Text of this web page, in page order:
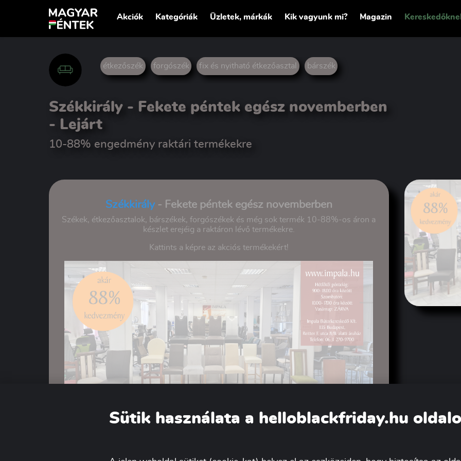
Akciók Kategóriák Üzletek, márkák Kik vagyunk mi? Magazin
étkezőszék forgószék fix és nyitható étkezőasztal bárszék
Székkirály - Fekete péntek egész novemberben
- Lejárt
10-88% engedmény raktári termékekre
Székkirály- Fekete péntek egész novemberben
Székek, étkezőasztalok, bárszékek, forgószékek és még sok termék 10-88%-os áron a
készlet erejéig a raktáron lévő termékekre.
Kattints a képre az akciós termékekért!
Sütik használata a helloblackfriday.hu